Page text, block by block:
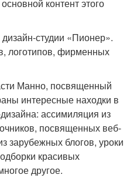
контент этого
студии «Пионер».
логотипов, фирменных
Манно, посвященный
интересные находки в
ассимиляция из
посвященных веб-
зарубежных блогов, уроки
красивых
другое.